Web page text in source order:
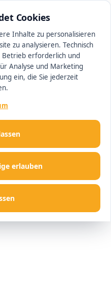
Cookies
Inhalte zu personalisieren
zu analysieren. Technisch
Betrieb erforderlich und
Analyse und Marketing
ein, die Sie jederzeit
erlauben